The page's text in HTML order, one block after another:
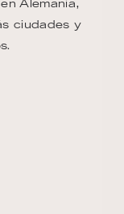
Alemania,
ciudades y